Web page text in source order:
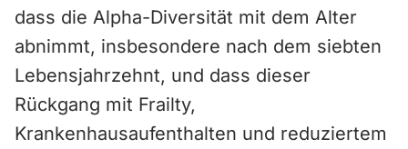
dass die Alpha-Diversität mit dem Alter
abnimmt, insbesondere nach dem siebten
Lebensjahrzehnt, und dass dieser
Rückgang mit Frailty,
Krankenhausaufenthalten und reduziertem